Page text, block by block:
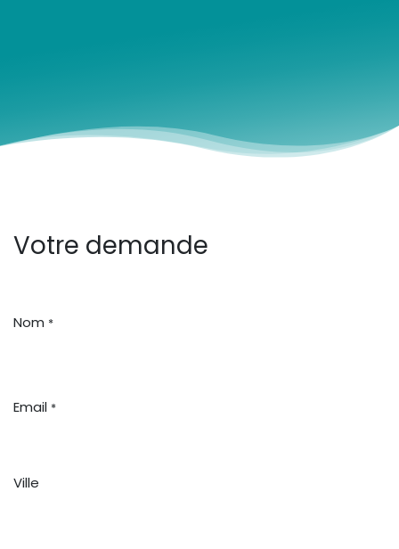
Votre demande
Nom *
Email *
Ville